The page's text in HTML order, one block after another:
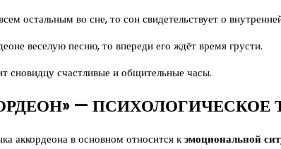
остальным во сне, то сон свидетельствует о
веселую песню, то впереди его ждёт время грусти.
сновидцу счастливые и общительные часы.
— ПСИХОЛОГИЧЕСКОЕ
аккордеона в основном относится кэмоциональной